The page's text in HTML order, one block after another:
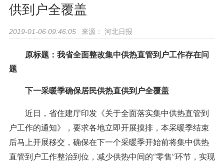
供到户全覆盖
2019-01-06 09:46:05 来源： 河北日报
原标题：我省全面整改集中供热直管到户工作存在问
题
下一采暖季确保居民供热直供到户全覆盖
近日，省住建厅印发《关于全面落实集中供热直管到
户工作的通知》，要求各地立即开展摸排，本采暖季结束
后马上开展移交，确保在下一个采暖季开始前将集中供热
直管到户工作整治到位，减少供热中间的“零售”环节，实现